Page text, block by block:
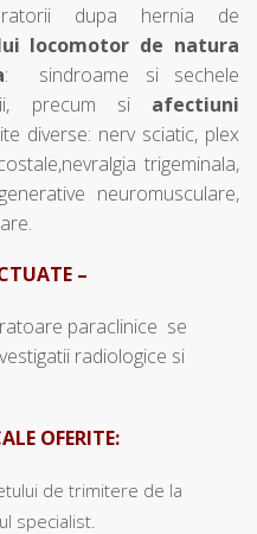
dupa hernia de
locomotor de natura
: sindroame si sechele
precum si afectiuni
diverse: nerv sciatic, plex
trigeminala,
neuromusculare,
–
paraclinice se
radiologice si
OFERITE:
de trimitere de la
specialist.